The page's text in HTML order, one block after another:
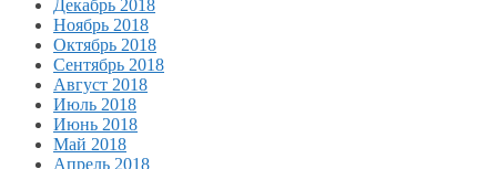
Декабрь 2018
Ноябрь 2018
Октябрь 2018
Сентябрь 2018
Август 2018
Июль 2018
Июнь 2018
Май 2018
Апрель 2018